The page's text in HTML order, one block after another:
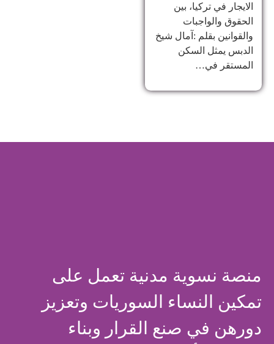
الايجار في تركيا، بين
الحقوق والواجبات
والقوانين بقلم :آمال شيخ
الدبس يمثل السكن
المستقر في…
منصة نسوية مدنية تعمل على
تمكين النساء السوريات وتعزيز
دورهن في صنع القرار وبناء